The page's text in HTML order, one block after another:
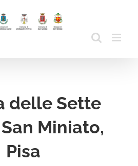
delle Sette
Miniato,
Pisa